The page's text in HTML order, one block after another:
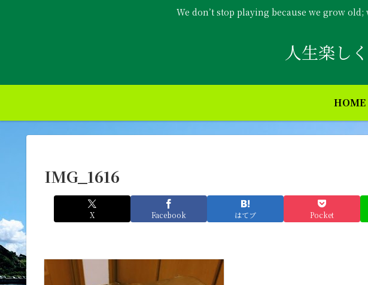
We don’t stop playing because we grow
人生楽し
HOME
IMG_1616
X Facebook はてブ Pocket